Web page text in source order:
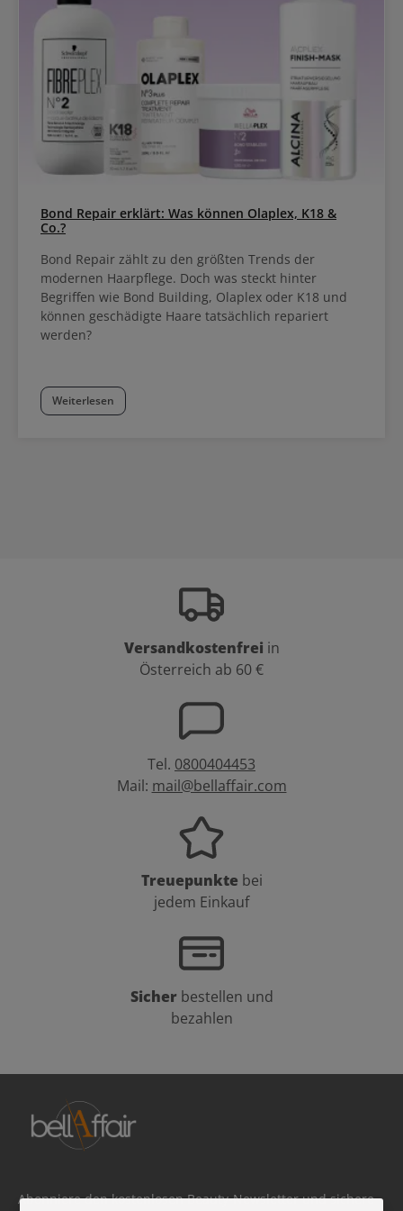
ermöglicht individuelle Looks von sanften Tönungen bis zu
Bond Repair erklärt: Was können Olaplex, K18 &
Co.?
Bond Repair zählt zu den größten Trends der
modernen Haarpflege. Doch was steckt hinter
Begriffen wie Bond Building, Olaplex oder K18 und
können geschädigte Haare tatsächlich repariert
werden?
Weiterlesen
Versandkostenfrei in
Österreich ab 60 €
Tel. 0800404453
Mail: mail@bellaffair.com
Treuepunkte bei
jedem Einkauf
Sicher bestellen und
bezahlen
Abonniere den kostenlosen Beauty-Newsletter und sichere